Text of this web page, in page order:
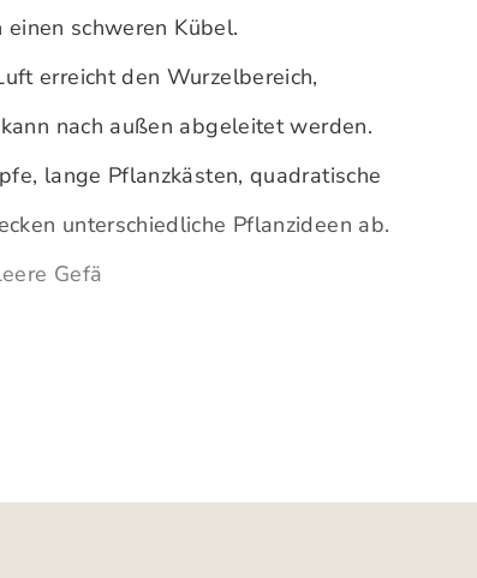
schweren Kübel.
erreicht den Wurzelbereich,
nach außen abgeleitet werden.
lange Pflanzkästen, quadratische
unterschiedliche Pflanzideen ab.
Gefä